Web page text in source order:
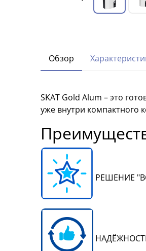
Обзор
SKAT Gold Alum – это
уже внутри компактного
РЕШЕНИЕ